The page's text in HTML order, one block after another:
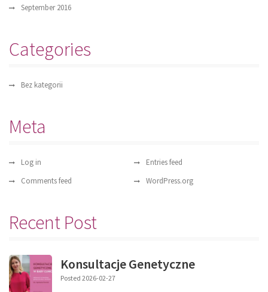
September 2016
Categories
Bez kategorii
Meta
Log in
Entries feed
Comments feed
WordPress.org
Recent Post
Konsultacje Genetyczne
Posted 2026-02-27